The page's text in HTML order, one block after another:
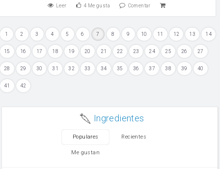
Leer 4 Me gusta Comentar
1 2 3 4 5 6 7 8 9 10 11 12 13 14
15 16 17 18 19 20 21 22 23 24 25 26 27
28 29 30 31 32 33 34 35 36 37 38 39 40
41 42
Ingredientes
Populares Recientes
Me gustan